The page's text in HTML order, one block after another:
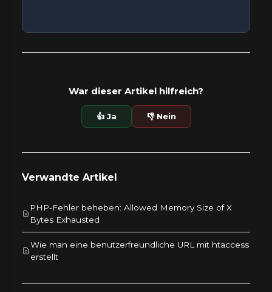
War dieser Artikel hilfreich?
👍 Ja 👎 Nein
Verwandte Artikel
PHP-Fehler beheben: Allowed Memory Size of X
Bytes Exhausted
Wie man eine benutzerfreundliche URL mit htaccess
erstellt